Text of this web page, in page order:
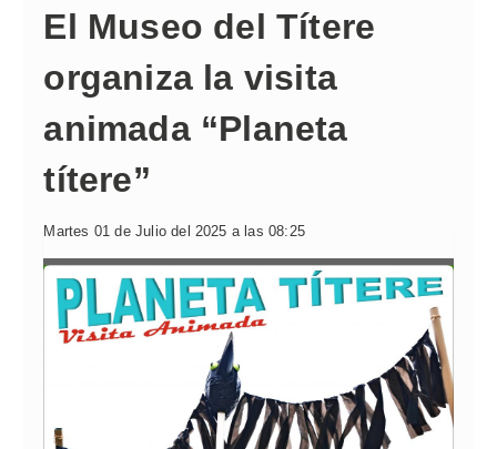
El Museo del Títere
organiza la visita
animada “Planeta
títere”
Martes 01 de Julio del 2025 a las 08:25